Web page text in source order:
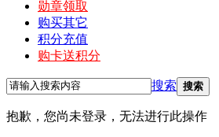
勋章领取
购买其它
积分充值
购卡送积分
搜索 搜索
抱歉，您尚未登录，无法进行此操作